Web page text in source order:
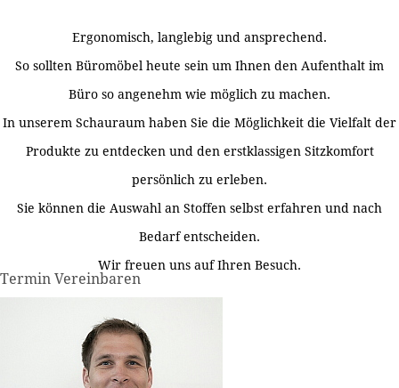
Ergonomisch, langlebig und ansprechend.
So sollten Büromöbel heute sein um Ihnen den Aufenthalt im
Büro so angenehm wie möglich zu machen.
In unserem Schauraum haben Sie die Möglichkeit die Vielfalt der
Produkte zu entdecken und den erstklassigen Sitzkomfort
persönlich zu erleben.
Sie können die Auswahl an Stoffen selbst erfahren und nach
Bedarf entscheiden.
Wir freuen uns auf Ihren Besuch.
Termin Vereinbaren